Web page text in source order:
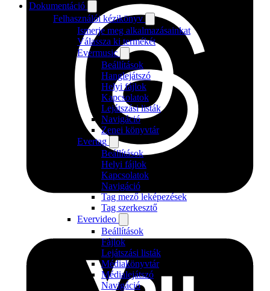
Dokumentáció
Felhasználói kézikönyv
Ismerje meg alkalmazásainkat
Válassza ki termékét
Evermusic
Beállítások
Hanglejátszó
Helyi fájlok
Kapcsolatok
Lejátszási listák
Navigáció
Zenei könyvtár
Evertag
Beállítások
Helyi fájlok
Kapcsolatok
Navigáció
Tag mező leképezések
Tag szerkesztő
Evervideo
Beállítások
Fájlok
Lejátszási listák
Médiakönyvtár
Médialejátszó
Navigáció